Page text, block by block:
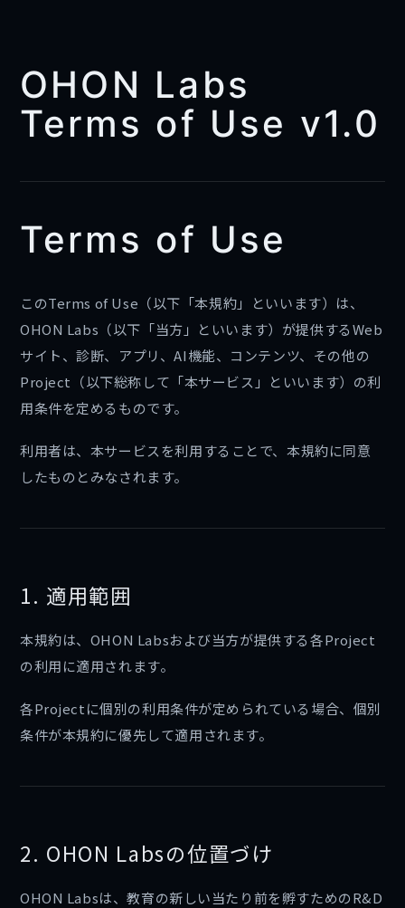
OHON Labs
Terms of Use v1.0
Terms of Use
このTerms of Use（以下「本規約」といいます）は、
OHON Labs（以下「当方」といいます）が提供するWeb
サイト、診断、アプリ、AI機能、コンテンツ、その他の
Project（以下総称して「本サービス」といいます）の利
用条件を定めるものです。
利用者は、本サービスを利用することで、本規約に同意
したものとみなされます。
1. 適用範囲
本規約は、OHON Labsおよび当方が提供する各Project
の利用に適用されます。
各Projectに個別の利用条件が定められている場合、個別
条件が本規約に優先して適用されます。
2. OHON Labsの位置づけ
OHON Labsは、教育の新しい当たり前を孵すためのR&D